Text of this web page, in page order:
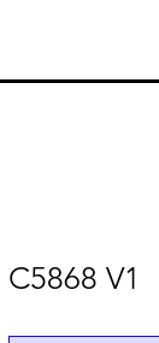
C5868 V1